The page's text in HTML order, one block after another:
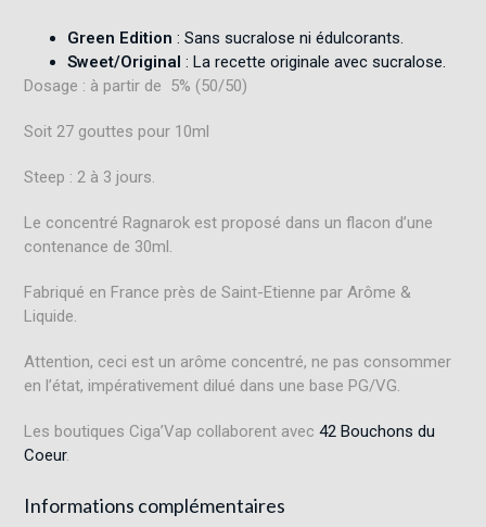
Green Edition : Sans sucralose ni édulcorants.
Sweet/Original : La recette originale avec sucralose
Dosage : à partir de 5% (50/50)
Soit 27 gouttes pour 10ml
Steep : 2 à 3 jours.
Le concentré Ragnarok est proposé dans un flacon d’une
contenance de 30ml.
Fabriqué en France près de Saint-Etienne par Arôme &
Liquide.
Attention, ceci est un arôme concentré, ne pas consommer
en l’état, impérativement dilué dans une base PG/VG.
Les boutiques Ciga’Vap collaborent avec42 Bouchons du
Coeur.
Informations complémentaires